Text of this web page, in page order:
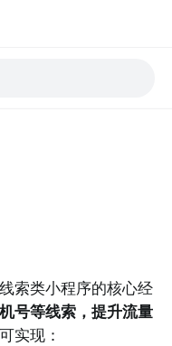
索类小程序的核心经
号等线索，提升流量
实现：